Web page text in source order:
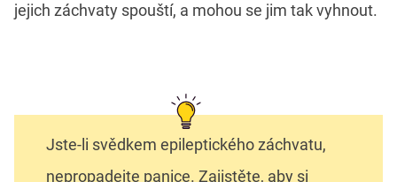
jejich záchvaty spouští, a mohou se jim tak vyhnout.
Jste-li svědkem epileptického záchvatu,
nepropadejte panice. Zajistěte, aby si